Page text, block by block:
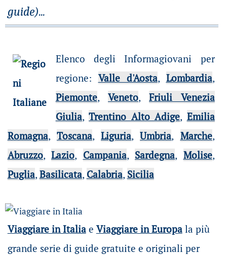
guide)...
Elenco degli Informagiovani per
regione: Valle d'Aosta, Lombardia,
Piemonte, Veneto,Friuli Venezia
Giulia,Trentino Alto Adige, Emilia
Romagna, Toscana,Liguria,Umbria, Marche,
Abruzzo,Lazio, Campania, Sardegna, Molise,
Puglia, Basilicata, Calabria, Sicilia
Viaggiare in Italiae Viaggiare in Europala più
grande serie di guide gratuite e originali per